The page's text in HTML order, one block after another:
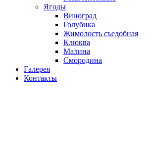
Ягоды
Виноград
Голубика
Жимолость съедобная
Клюква
Малина
Смородина
Галерея
Контакты